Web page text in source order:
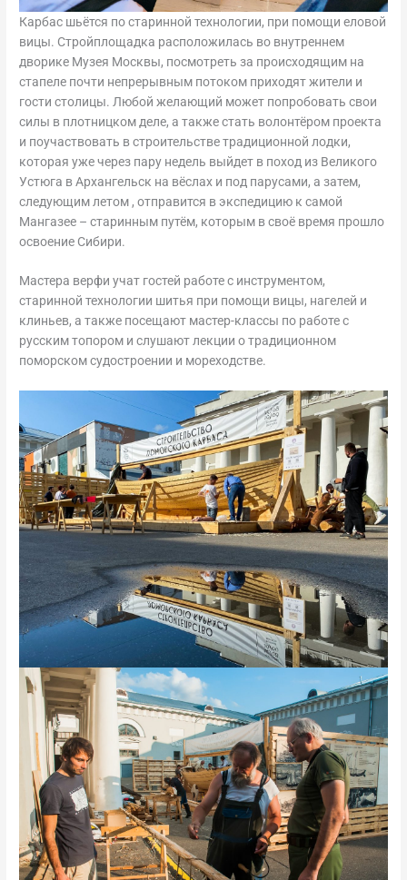
Карбас шьётся по старинной технологии, при помощи еловой
вицы. Стройплощадка расположилась во внутреннем
дворике Музея Москвы, посмотреть за происходящим на
стапеле почти непрерывным потоком приходят жители и
гости столицы. Любой желающий может попробовать свои
силы в плотницком деле, а также стать волонтёром проекта
и поучаствовать в строительстве традиционной лодки,
которая уже через пару недель выйдет в поход из Великого
Устюга в Архангельск на вёслах и под парусами, а затем,
следующим летом , отправится в экспедицию к самой
Мангазее – старинным путём, которым в своё время прошло
освоение Сибири.
Мастера верфи учат гостей работе с инструментом,
старинной технологии шитья при помощи вицы, нагелей и
клиньев, а также посещают мастер-классы по работе с
русским топором и слушают лекции о традиционном
поморском судостроении и мореходстве.